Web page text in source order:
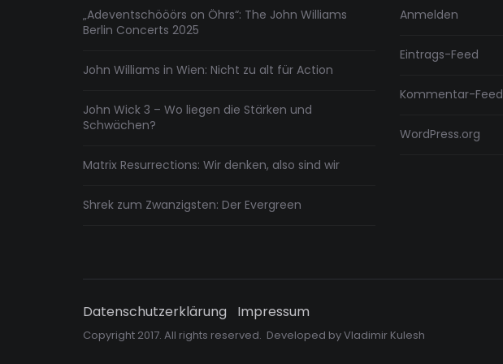
„Adeventschööörs on Öhrs“: The John Williams
Berlin Concerts 2025
John Williams in Wien: Nicht zu alt für Action
John Wick 3 – Wo liegen die Stärken und
Schwächen?
Matrix Resurrections: Wir denken, also sind wir
Shrek zum Zwanzigsten: Der Evergreen
Anmelden
Eintrags-Feed
Kommentar-Feed
WordPress.org
Datenschutzerklärung Impressum
Copyright 2017. All rights reserved. Developed byVladimir Kulesh